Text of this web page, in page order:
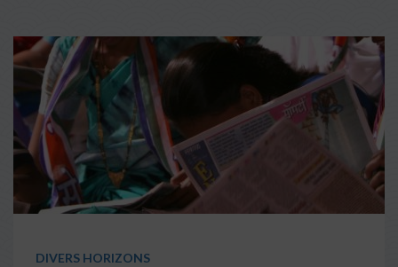
DIVERS HORIZONS